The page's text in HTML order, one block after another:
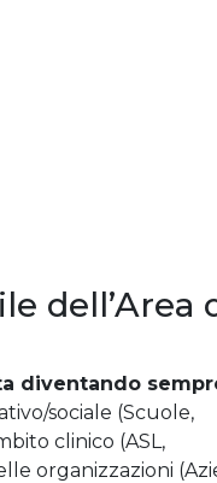
dell’Area
diventando
sociale (Scuole,
clinico (ASL,
organizzazioni